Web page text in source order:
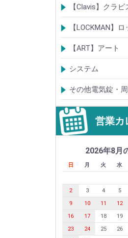
電気錠・電気ストラ
電気錠システム製
キースイッチ
【Clavis】クラビ
電気錠
電気錠システム製
Tebra(ハンズフリ
キースイッチ
【LOCKMAN】
電磁式電気錠
電磁錠取付ブラケッ
電気錠システム製品
【ART】アート
電気錠システム
入退管理システム
システム
テンキーシステム
静脈認証システム
ICカード認証シス
その他電気錠・
営業カ
2026年8月
日 月 火 水
2
3 4 5
9
10 11 12
16
17 18 19
23
24 25 26